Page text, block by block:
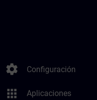
settings Configuración
apps Aplicaciones